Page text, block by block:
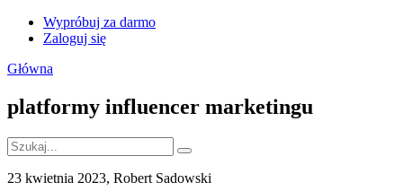
Wypróbuj za darmo
Zaloguj się
Główna
platformy influencer marketingu
23 kwietnia 2023, Robert Sadowski